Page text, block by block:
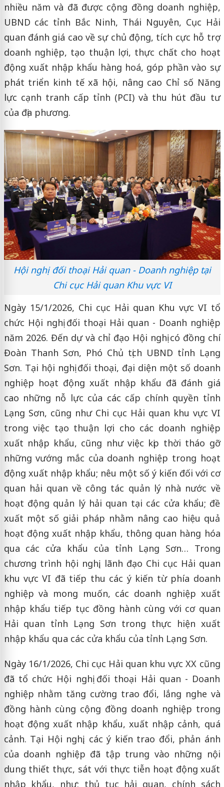
nhiều năm và đã được cộng đồng doanh nghiệp,
UBND các tỉnh Bắc Ninh, Thái Nguyên, Cục Hải
quan đánh giá cao về sự chủ động, tích cực hỗ trợ
doanh nghiệp, tạo thuận lợi, thực chất cho hoạt
động xuất nhập khẩu hàng hoá, góp phần vào sự
phát triển kinh tế xã hội, nâng cao Chỉ số Năng
lực cạnh tranh cấp tỉnh (PCI) và thu hút đầu tư
của địa phương.
Hội nghị đối thoại Hải quan - Doanh nghiệp tại
Chi cục Hải quan Khu vực VI
Ngày 15/1/2026, Chi cục Hải quan Khu vực VI tổ
chức Hội nghị đối thoại Hải quan - Doanh nghiệp
năm 2026. Đến dự và chỉ đạo Hội nghị có đồng chí
Đoàn Thanh Sơn, Phó Chủ tịch UBND tỉnh Lạng
Sơn. Tại hội nghị đối thoại, đại diện một số doanh
nghiệp hoạt động xuất nhập khẩu đã đánh giá
cao những nỗ lực của các cấp chính quyền tỉnh
Lạng Sơn, cũng như Chi cục Hải quan khu vực VI
trong việc tạo thuận lợi cho các doanh nghiệp
xuất nhập khẩu, cũng như việc kịp thời tháo gỡ
những vướng mắc của doanh nghiệp trong hoạt
động xuất nhập khẩu; nêu một số ý kiến đối với cơ
quan hải quan về công tác quản lý nhà nước về
hoạt động quản lý hải quan tại các cửa khẩu; đề
xuất một số giải pháp nhằm nâng cao hiệu quả
hoạt động xuất nhập khẩu, thông quan hàng hóa
qua các cửa khẩu của tỉnh Lạng Sơn… Trong
chương trình hội nghị, lãnh đạo Chi cục Hải quan
khu vực VI đã tiếp thu các ý kiến từ phía doanh
nghiệp và mong muốn, các doanh nghiệp xuất
nhập khẩu tiếp tục đồng hành cùng với cơ quan
Hải quan tỉnh Lạng Sơn trong thực hiện xuất
nhập khẩu qua các cửa khẩu của tỉnh Lạng Sơn.
Ngày 16/1/2026, Chi cục Hải quan khu vực XX cũng
đã tổ chức Hội nghị đối thoại Hải quan - Doanh
nghiệp nhằm tăng cường trao đổi, lắng nghe và
đồng hành cùng cộng đồng doanh nghiệp trong
hoạt động xuất nhập khẩu, xuất nhập cảnh, quá
cảnh. Tại Hội nghị, các ý kiến trao đổi, phản ánh
của doanh nghiệp đã tập trung vào những nội
dung thiết thực, sát với thực tiễn hoạt động xuất
nhập khẩu, như: thủ tục hải quan, chính sách